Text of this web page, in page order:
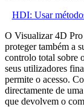
HDI: Usar
O Visualizar 4D
proteger também a
controlo total sobre
seus utilizadores
permite o acesso.
directamente de
que devolvem o